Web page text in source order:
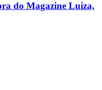
do Magazine Luiza,